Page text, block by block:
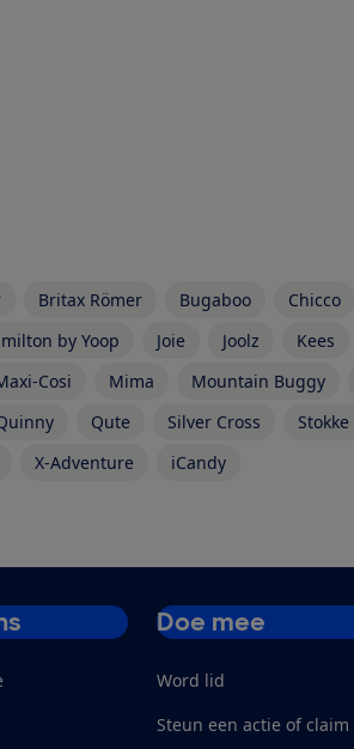
Britax Römer Bugaboo Chicco
by Yoop Joie Joolz Kees
Cosi Mima Mountain Buggy
Qute Silver Cross Stokke
X-Adventure iCandy
Doe mee
Word lid
Steun een actie of claim